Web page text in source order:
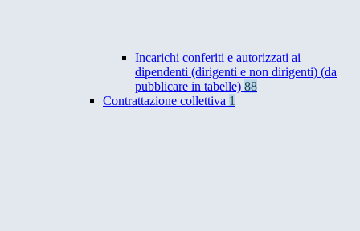
Incarichi conferiti e autorizzati ai
dipendenti (dirigenti e non dirigenti) (da
pubblicare in tabelle) 88
Contrattazione collettiva 1